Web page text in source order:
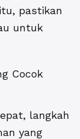
pastikan
untuk
Cocok
langkah
yang